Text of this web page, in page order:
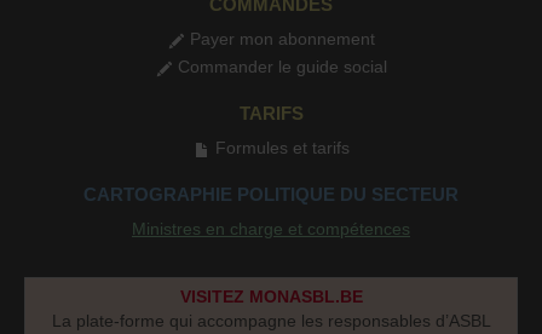
COMMANDES
Payer mon abonnement
Commander le guide social
TARIFS
Formules et tarifs
CARTOGRAPHIE POLITIQUE DU SECTEUR
Ministres en charge et compétences
VISITEZ MONASBL.BE
La plate-forme qui accompagne les responsables d’ASBL